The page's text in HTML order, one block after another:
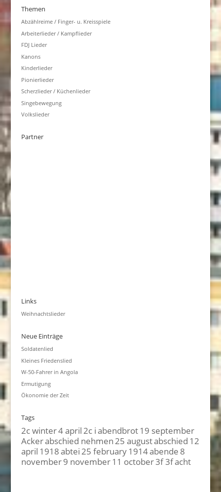
Themen
Abzählreime / Finger- u. Kreisspiele
Arbeiterlieder / Kampflieder
FDJ Lieder
Kanons
Kinderlieder
Pionierlieder
Scherzlieder / Küchenlieder
Singebewegung
Volkslieder
Partner
Links
Weihnachtslieder
Neue Einträge
Soldatenlied
Kleines Friedenslied
W-50-Fahrer in Angola
Ermutigung
Ökonomie der Zeit
Tags
2c winter4 april2c iabendbrot19 september
Ackerabschied nehmen25 augustabschied 12
april 1918abtei25 february1914abende 8
november9 november11 october3f 3facht